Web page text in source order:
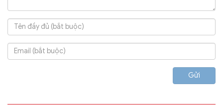
Gửi